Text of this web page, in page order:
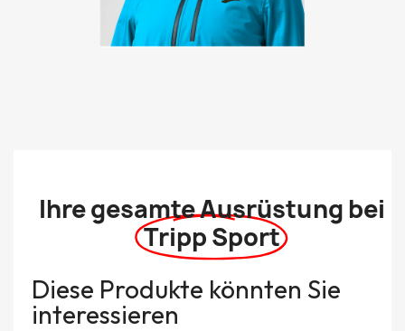
Ihre gesamte Ausrüstung bei
Tripp Sport
Diese Produkte könnten Sie
interessieren